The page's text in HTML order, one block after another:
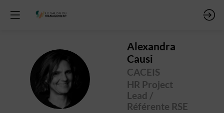
AC
Alexandra
Causi
CACEIS
HR Project
Lead /
Référente RSE